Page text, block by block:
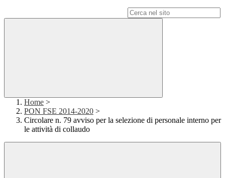
Home >
PON FSE 2014-2020 >
Circolare n. 79 avviso per la selezione di personale interno per
le attività di collaudo